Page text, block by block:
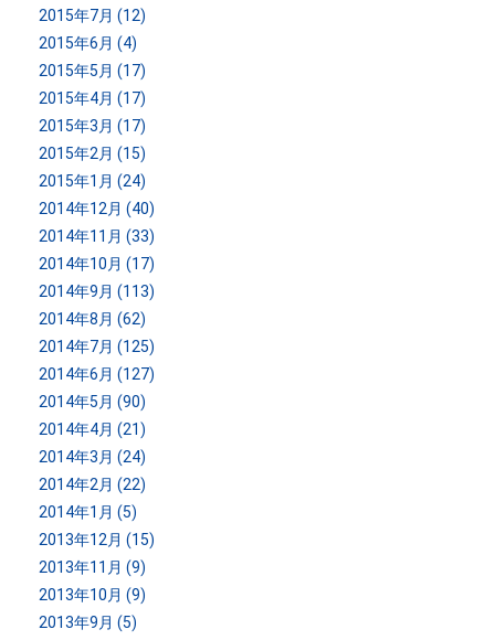
2015年7月 (12)
2015年6月 (4)
2015年5月 (17)
2015年4月 (17)
2015年3月 (17)
2015年2月 (15)
2015年1月 (24)
2014年12月 (40)
2014年11月 (33)
2014年10月 (17)
2014年9月 (113)
2014年8月 (62)
2014年7月 (125)
2014年6月 (127)
2014年5月 (90)
2014年4月 (21)
2014年3月 (24)
2014年2月 (22)
2014年1月 (5)
2013年12月 (15)
2013年11月 (9)
2013年10月 (9)
2013年9月 (5)